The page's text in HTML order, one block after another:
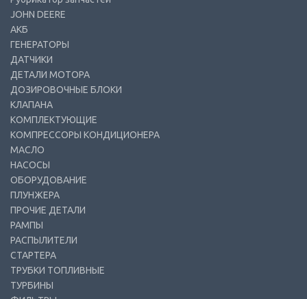
JOHN DEERE
АКБ
ГЕНЕРАТОРЫ
ДАТЧИКИ
ДЕТАЛИ МОТОРА
ДОЗИРОВОЧНЫЕ БЛОКИ
КЛАПАНА
КОМПЛЕКТУЮЩИЕ
КОМПРЕССОРЫ КОНДИЦИОНЕРА
МАСЛО
НАСОСЫ
ОБОРУДОВАНИЕ
ПЛУНЖЕРА
ПРОЧИЕ ДЕТАЛИ
РАМПЫ
РАСПЫЛИТЕЛИ
СТАРТЕРА
ТРУБКИ ТОПЛИВНЫЕ
ТУРБИНЫ